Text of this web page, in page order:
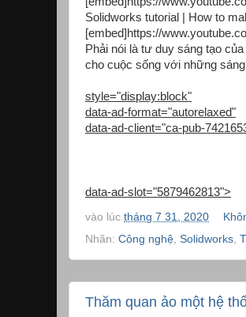
Solidworks tutorial | How to
[embed]https://
Phải nói là tư duy sáng tạo
cho cuộc sống với những
style="display:block"
data-ad-format="autorelaxed"
data-ad-client="ca-pub-
data-ad-slot="5879462813">
vào lúc tháng 7 31, 2020
Nhãn: Công nghệ, Solidworks,
Thăm quan ảo một hệ